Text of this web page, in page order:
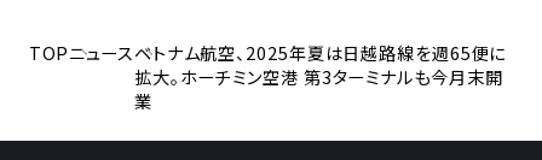
TOPニュースベトナム航空、2025年夏は日越路線を週65便に
拡大。ホーチミン空港 第3ターミナルも今月末開
業